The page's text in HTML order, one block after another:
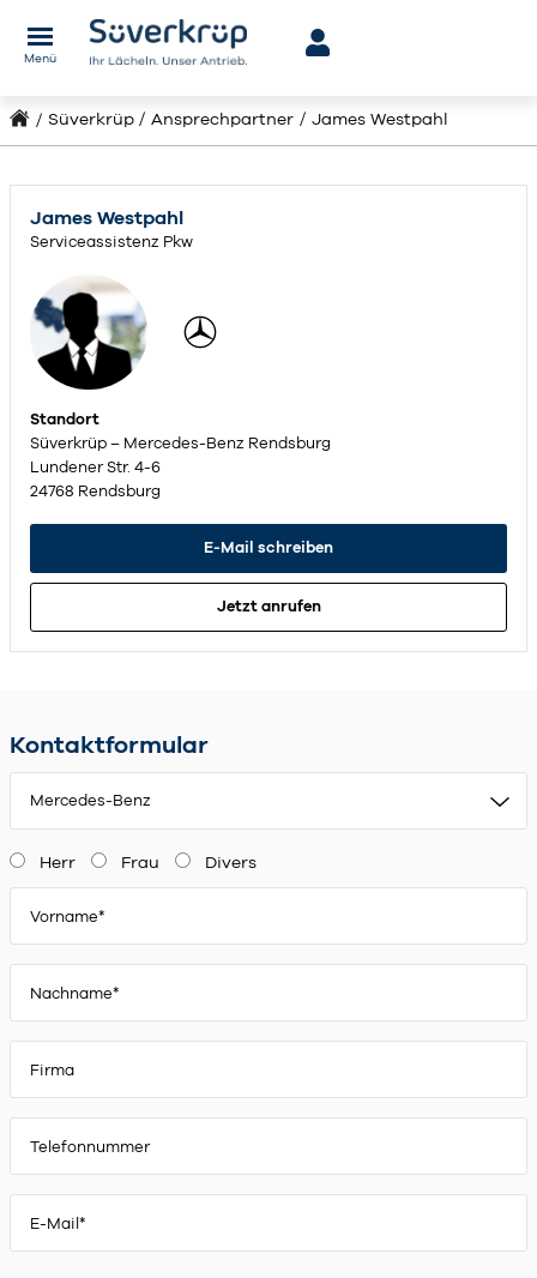
Menü
Süverkrüp Ansprechpartner James Westpahl
James Westpahl
Serviceassistenz Pkw
Standort
Süverkrüp – Mercedes-Benz Rendsburg
Lundener Str. 4-6
24768 Rendsburg
E-Mail schreiben
Jetzt anrufen
Kontaktformular
Mercedes-Benz
Herr Frau Divers